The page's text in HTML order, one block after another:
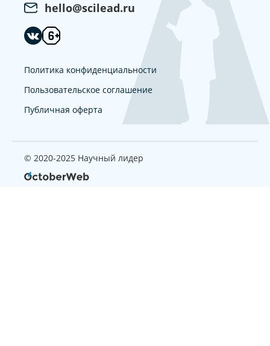
hello@scilead.ru
Политика конфиденциальности
Пользовательское соглашение
Публичная оферта
© 2020-2025 Научный лидер